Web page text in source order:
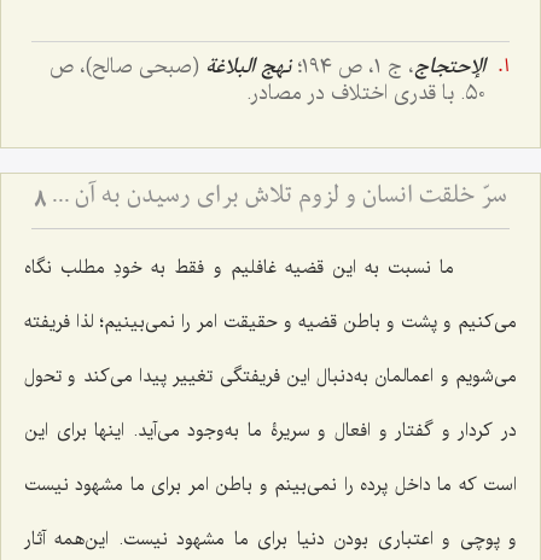
الإحتجاج، ج ١، ص ١٩٤؛ نهج البلاغة (صبحی صالح)، ص
٥٠. با قدری اختلاف در مصادر.
سرّ خلقت انسان و لزوم تلاش برای رسیدن به آن - تفاوت نگرش اولیا و دیگران به دنیا. 8
ما نسبت به این قضیه غافلیم و فقط به خودِ مطلب نگاه
می‌کنیم و پشت و باطن قضیه و حقیقت امر را نمی‌بینیم؛ لذا فریفته
می‌شویم و اعمالمان به‌دنبال این فریفتگی تغییر پیدا می‌کند و تحول
در کردار و گفتار و افعال و سریرۀ ما به‌وجود می‌آید. اینها برای این
است که ما داخل پرده را نمی‌بینم و باطن امر برای ما مشهود نیست
و پوچی و اعتباری بودن دنیا برای ما مشهود نیست. این‌همه آثار